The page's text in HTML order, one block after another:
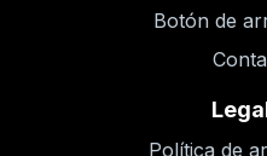
Botón de
Política de